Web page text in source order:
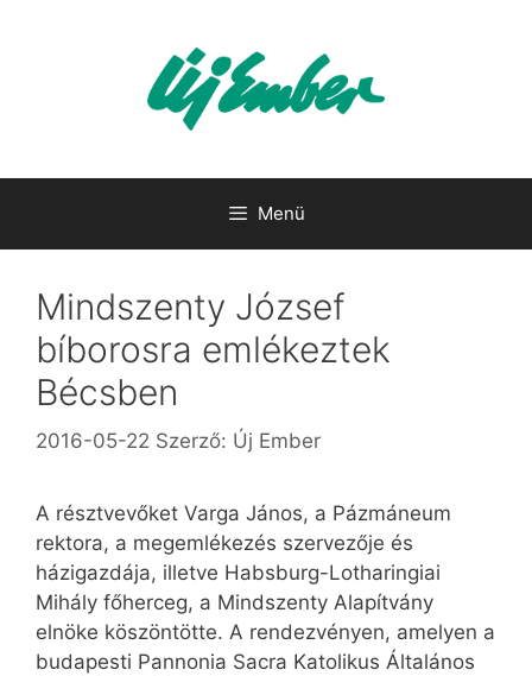
Menü
Mindszenty József
bíborosra emlékeztek
Bécsben
2016-05-22 Szerző: Új Ember
A résztvevőket Varga János, a Pázmáneum
rektora, a megemlékezés szervezője és
házigazdája, illetve Habsburg-Lotharingiai
Mihály főherceg, a Mindszenty Alapítvány
elnöke köszöntötte. A rendezvényen, amelyen a
budapesti Pannonia Sacra Katolikus Általános